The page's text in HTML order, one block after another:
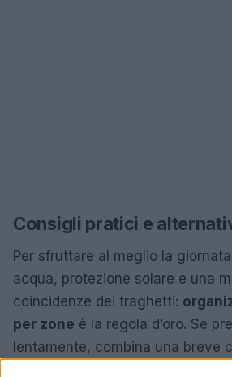
Consigli pratici e
Per sfruttare al meglio la
acqua, protezione solare e una
coincidenze dei traghetti:
per zone è la regola d’oro. Se
lentamente, combina una breve